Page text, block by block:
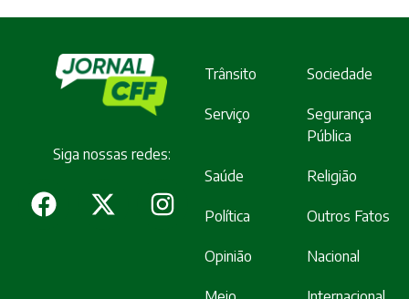
Siga nossas redes:
Trânsito Sociedade
Serviço
Segurança
Pública
Saúde Religião
Política Outros Fatos
Opinião Nacional